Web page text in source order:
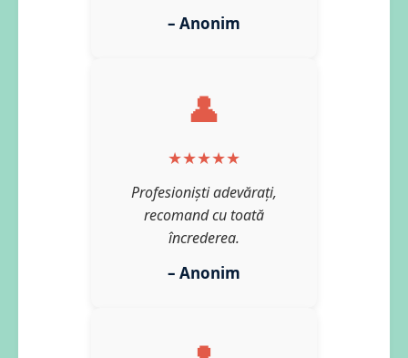
– Anonim
👤
★★★★★
Profesioniști adevărați,
recomand cu toată
încrederea.
– Anonim